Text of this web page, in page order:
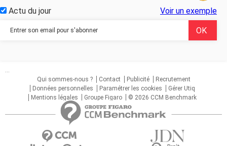
Actu du jour Voir un exemple
...
Qui sommes-nous ?
Contact Publicité
Recrutement
Données personnelles
Paramétrer les cookies
Gérer Utiq
Mentions légales
Groupe Figaro © 2026 CCM Benchmark